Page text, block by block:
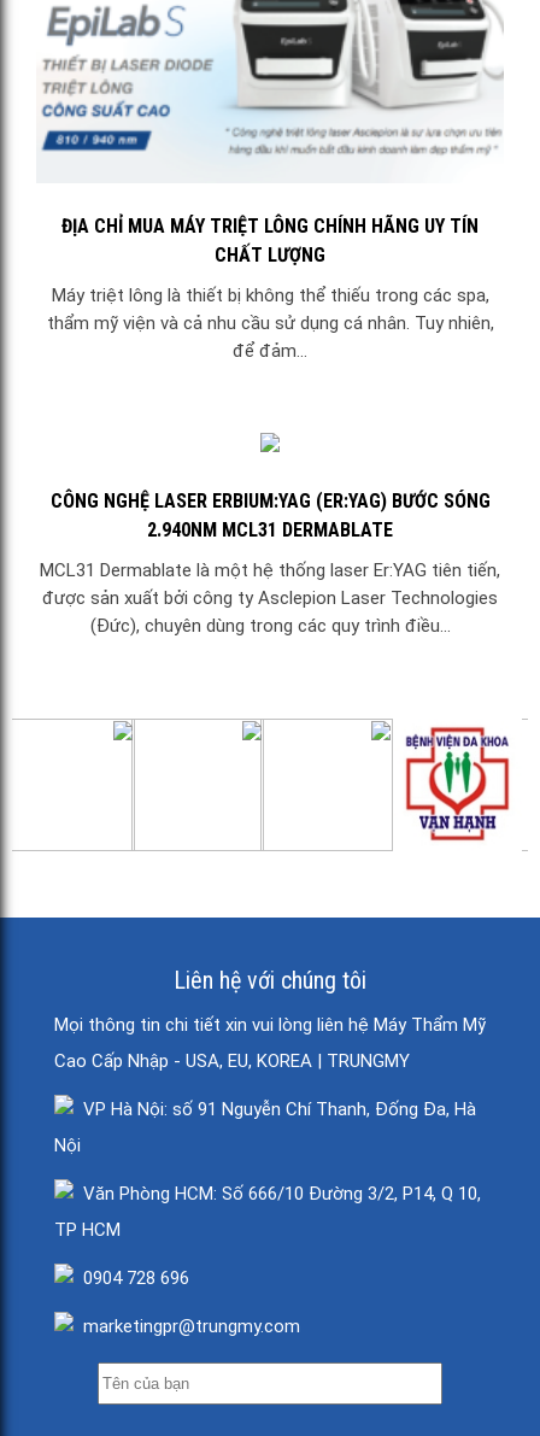
ĐỊA CHỈ MUA MÁY TRIỆT LÔNG CHÍNH HÃNG UY TÍN
CHẤT LƯỢNG
Máy triệt lông là thiết bị không thể thiếu trong các spa,
thẩm mỹ viện và cả nhu cầu sử dụng cá nhân. Tuy nhiên,
để đảm...
CÔNG NGHỆ LASER ERBIUM:YAG (ER:YAG) BƯỚC SÓNG
2.940NM MCL31 DERMABLATE
MCL31 Dermablate là một hệ thống laser Er:YAG tiên tiến,
được sản xuất bởi công ty Asclepion Laser Technologies
(Đức), chuyên dùng trong các quy trình điều...
Liên hệ với chúng tôi
Mọi thông tin chi tiết xin vui lòng liên hệ Máy Thẩm Mỹ
Cao Cấp Nhập - USA, EU, KOREA | TRUNGMY
VP Hà Nội: số 91 Nguyễn Chí Thanh, Đống Đa, Hà
Nội
Văn Phòng HCM: Số 666/10 Đường 3/2, P14, Q 10,
TP HCM
0904 728 696
marketingpr@trungmy.com